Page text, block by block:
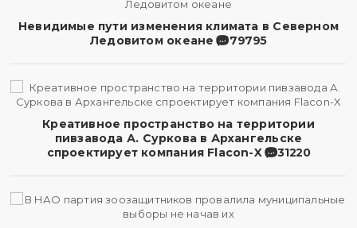
Невидимые пути изменения климата в Северном
Ледовитом океане
79795
Креативное пространство на территории
пивзавода А. Суркова в Архангельске
спроектирует компания Flacon-X
31220